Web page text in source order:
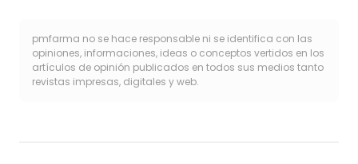
pmfarma no se hace responsable ni se identifica con las
opiniones, informaciones, ideas o conceptos vertidos en los
artículos de opinión publicados en todos sus medios tanto
revistas impresas, digitales y web.